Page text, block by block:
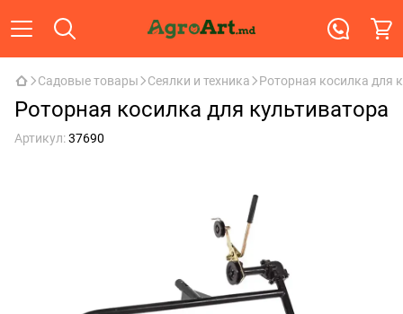
Садовые товары Сеялки и техника Роторная косилка для
Роторная косилка для культиватора
Артикул:37690